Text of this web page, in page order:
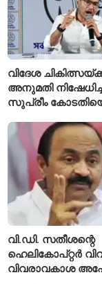
വിദേശ
അനുമതി
സുപ്രീം കോടതിയെ
വി.ഡി. സതീശന്റെ
ഹെലികോപ്റ്റർ
വിവരാവകാശ